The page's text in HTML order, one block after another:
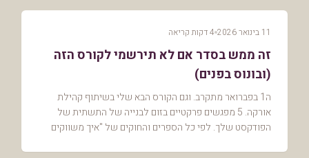
11 בינואר 2026 4 דקות קריאה
זה ממש בסדר אם לא תירשמי לקורס הזה
(ובונוס בפנים)
ה1 בפברואר מתקרב. וגם הקורס הבא שלי בשיתוף קהילת
אורקה. 5 מפגשים פרקטיים בזום לבנייה של התשתית של
הפודקסט שלך. לפי כל הספרים והחוקים של "איך משווקים